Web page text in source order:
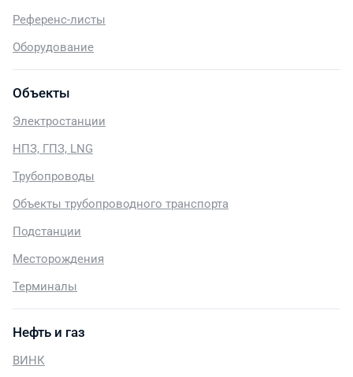
Референс-листы
Оборудование
Объекты
Электростанции
НПЗ, ГПЗ, LNG
Трубопроводы
Объекты трубопроводного транспорта
Подстанции
Месторождения
Терминалы
Нефть и газ
ВИНК